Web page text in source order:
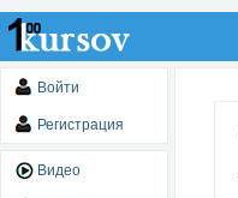
Войти
Регистрация
Видео